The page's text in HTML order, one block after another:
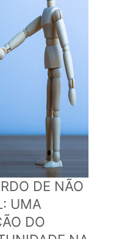
DE NÃO
UMA
DO